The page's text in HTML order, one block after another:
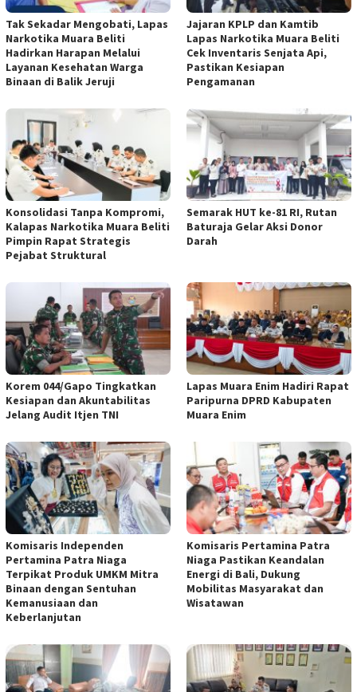
Tak Sekadar Mengobati, Lapas
Narkotika Muara Beliti
Hadirkan Harapan Melalui
Layanan Kesehatan Warga
Binaan di Balik Jeruji
Jajaran KPLP dan Kamtib
Lapas Narkotika Muara Beliti
Cek Inventaris Senjata Api,
Pastikan Kesiapan
Pengamanan
Konsolidasi Tanpa Kompromi,
Kalapas Narkotika Muara Beliti
Pimpin Rapat Strategis
Pejabat Struktural
Semarak HUT ke-81 RI, Rutan
Baturaja Gelar Aksi Donor
Darah
Korem 044/Gapo Tingkatkan
Kesiapan dan Akuntabilitas
Jelang Audit Itjen TNI
Lapas Muara Enim Hadiri Rapat
Paripurna DPRD Kabupaten
Muara Enim
Komisaris Independen
Pertamina Patra Niaga
Terpikat Produk UMKM Mitra
Binaan dengan Sentuhan
Kemanusiaan dan
Keberlanjutan
Komisaris Pertamina Patra
Niaga Pastikan Keandalan
Energi di Bali, Dukung
Mobilitas Masyarakat dan
Wisatawan